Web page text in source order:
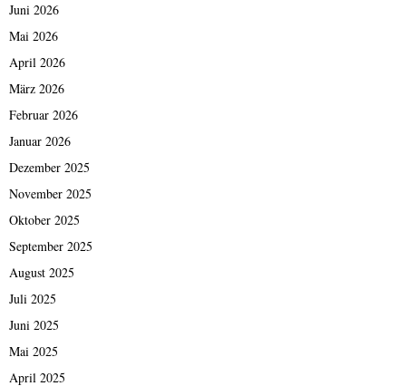
Juni 2026
Mai 2026
April 2026
März 2026
Februar 2026
Januar 2026
Dezember 2025
November 2025
Oktober 2025
September 2025
August 2025
Juli 2025
Juni 2025
Mai 2025
April 2025